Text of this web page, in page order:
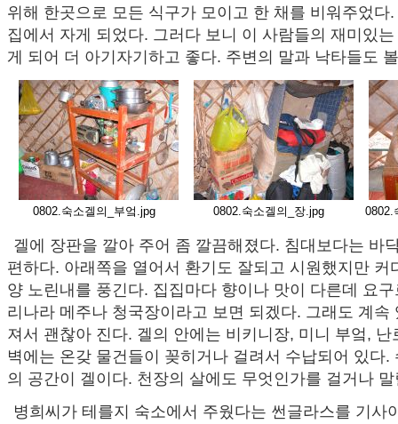
위해 한곳으로 모든 식구가 모이고 한 채를 비워주었다
집에서 자게 되었다. 그러다 보니 이 사람들의 재미있
게 되어 더 아기자기하고 좋다. 주변의 말과 낙타들도
0802.숙소겔의_부엌.jpg 0802.숙소겔의_장.jpg 0802.
겔에 장판을 깔아 주어 좀 깔끔해졌다. 침대보다는 바
편하다. 아래쪽을 열어서 환기도 잘되고 시원했지만 커
양 노린내를 풍긴다. 집집마다 향이나 맛이 다른데 요
리나라 메주나 청국장이라고 보면 되겠다. 그래도 계속
져서 괜찮아 진다. 겔의 안에는 비키니장, 미니 부엌, 난
벽에는 온갖 물건들이 꽂히거나 걸려서 수납되어 있다.
의 공간이 겔이다. 천장의 살에도 무엇인가를 걸거나
병희씨가 테를지 숙소에서 주웠다는 썬글라스를 기사